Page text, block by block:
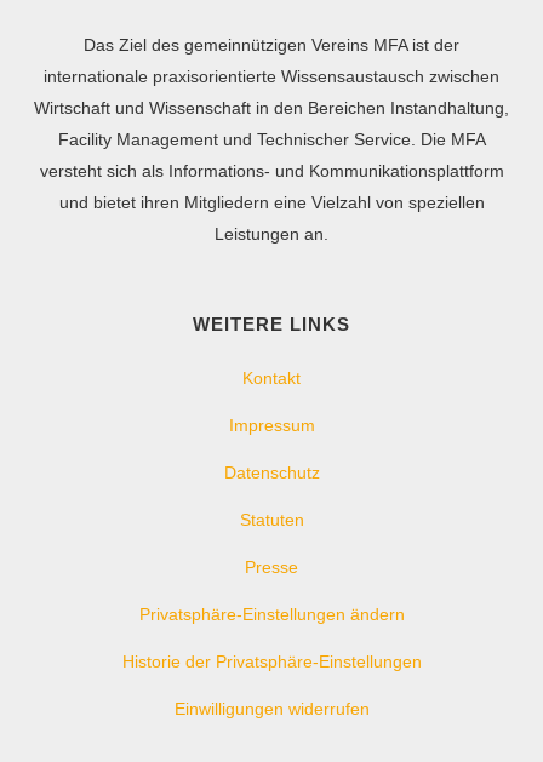
Das Ziel des gemeinnützigen Vereins MFA ist der
internationale praxisorientierte Wissensaustausch zwischen
Wirtschaft und Wissenschaft in den Bereichen Instandhaltung,
Facility Management und Technischer Service. Die MFA
versteht sich als Informations- und Kommunikationsplattform
und bietet ihren Mitgliedern eine Vielzahl von speziellen
Leistungen an.
WEITERE LINKS
Kontakt
Impressum
Datenschutz
Statuten
Presse
Privatsphäre-Einstellungen ändern
Historie der Privatsphäre-Einstellungen
Einwilligungen widerrufen